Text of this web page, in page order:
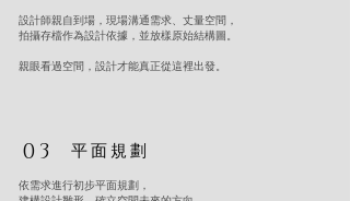
設計師親自到場，現場溝通需求、丈量空間，
拍攝存檔作為設計依據，並放樣原始結構圖。
親眼看過空間，設計才能真正從這裡出發。
03 平面規劃
依需求進行初步平面規劃，